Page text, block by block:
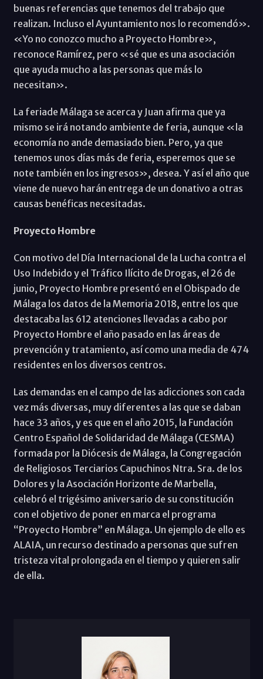
buenas referencias que tenemos del trabajo que
realizan. Incluso el Ayuntamiento nos lo recomendó».
«Yo no conozco mucho a Proyecto Hombre»,
reconoce Ramírez, pero «sé que es una asociación
que ayuda mucho a las personas que más lo
necesitan».
La feriade Málaga se acerca y Juan afirma que ya
mismo se irá notando ambiente de feria, aunque «la
economía no ande demasiado bien. Pero, ya que
tenemos unos días más de feria, esperemos que se
note también en los ingresos», desea. Y así el año que
viene de nuevo harán entrega de un donativo a otras
causas benéficas necesitadas.
Proyecto Hombre
Con motivo del Día Internacional de la Lucha contra el
Uso Indebido y el Tráfico Ilícito de Drogas, el 26 de
junio, Proyecto Hombre presentó en el Obispado de
Málaga los datos de la Memoria 2018, entre los que
destacaba las 612 atenciones llevadas a cabo por
Proyecto Hombre el año pasado en las áreas de
prevención y tratamiento, así como una media de 474
residentes en los diversos centros.
Las demandas en el campo de las adicciones son cada
vez más diversas, muy diferentes a las que se daban
hace 33 años, y es que en el año 2015, la Fundación
Centro Español de Solidaridad de Málaga (CESMA)
formada por la Diócesis de Málaga, la Congregación
de Religiosos Terciarios Capuchinos Ntra. Sra. de los
Dolores y la Asociación Horizonte de Marbella,
celebró el trigésimo aniversario de su constitución
con el objetivo de poner en marca el programa
“Proyecto Hombre” en Málaga. Un ejemplo de ello es
ALAIA, un recurso destinado a personas que sufren
tristeza vital prolongada en el tiempo y quieren salir
de ella.